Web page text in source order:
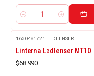
Cantidad
1630481721 |LEDLENSER
Linterna Ledlenser MT10
$68.990